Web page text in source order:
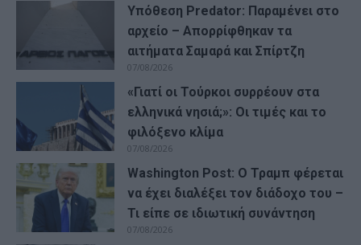
Υπόθεση Predator: Παραμένει στο
αρχείο – Απορρίφθηκαν τα
αιτήματα Σαμαρά και Σπίρτζη
07/08/2026
«Γιατί οι Τούρκοι συρρέουν στα
ελληνικά νησιά;»: Οι τιμές και το
φιλόξενο κλίμα
07/08/2026
Washington Post: Ο Τραμπ φέρεται
να έχει διαλέξει τον διάδοχο του –
Τι είπε σε ιδιωτική συνάντηση
07/08/2026